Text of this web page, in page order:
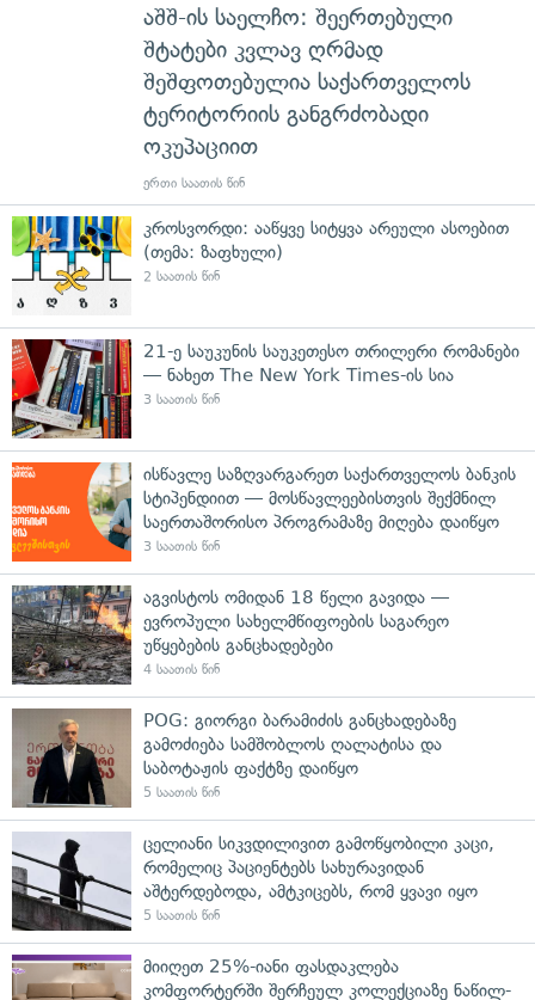
აშშ-ის საელჩო: შეერთებული
შტატები კვლავ ღრმად
შეშფოთებულია საქართველოს
ტერიტორიის განგრძობადი
ოკუპაციით
ერთი საათის წინ
კროსვორდი: ააწყვე სიტყვა არეული ასოებით
(თემა: ზაფხული)
2 საათის წინ
21-ე საუკუნის საუკეთესო თრილერი რომანები
— ნახეთ The New York Times-ის სია
3 საათის წინ
ისწავლე საზღვარგარეთ საქართველოს ბანკის
სტიპენდიით — მოსწავლეებისთვის შექმნილ
საერთაშორისო პროგრამაზე მიღება დაიწყო
3 საათის წინ
აგვისტოს ომიდან 18 წელი გავიდა —
ევროპული სახელმწიფოების საგარეო
უწყებების განცხადებები
4 საათის წინ
POG: გიორგი ბარამიძის განცხადებაზე
გამოძიება სამშობლოს ღალატისა და
საბოტაჟის ფაქტზე დაიწყო
5 საათის წინ
ცელიანი სიკვდილივით გამოწყობილი კაცი,
რომელიც პაციენტებს სახურავიდან
აშტერდებოდა, ამტკიცებს, რომ ყვავი იყო
5 საათის წინ
მიიღეთ 25%-იანი ფასდაკლება
კომფორტერში შერჩეულ კოლექციაზე ნაწილ-